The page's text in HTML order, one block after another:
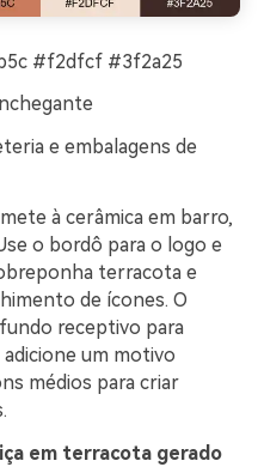
#f2dfcf #3f2a25
e embalagens de
à cerâmica em barro,
o bordô para o logo e
terracota e
de ícones. O
receptivo para
adicione um motivo
médios para criar
em terracota gerado